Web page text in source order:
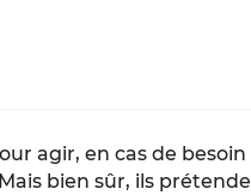
agir, en cas de
bien sûr, ils